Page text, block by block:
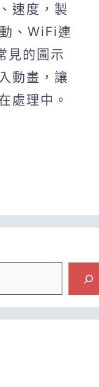
速度，製
、WiFi連
見的圖示
動畫，讓
處理中。